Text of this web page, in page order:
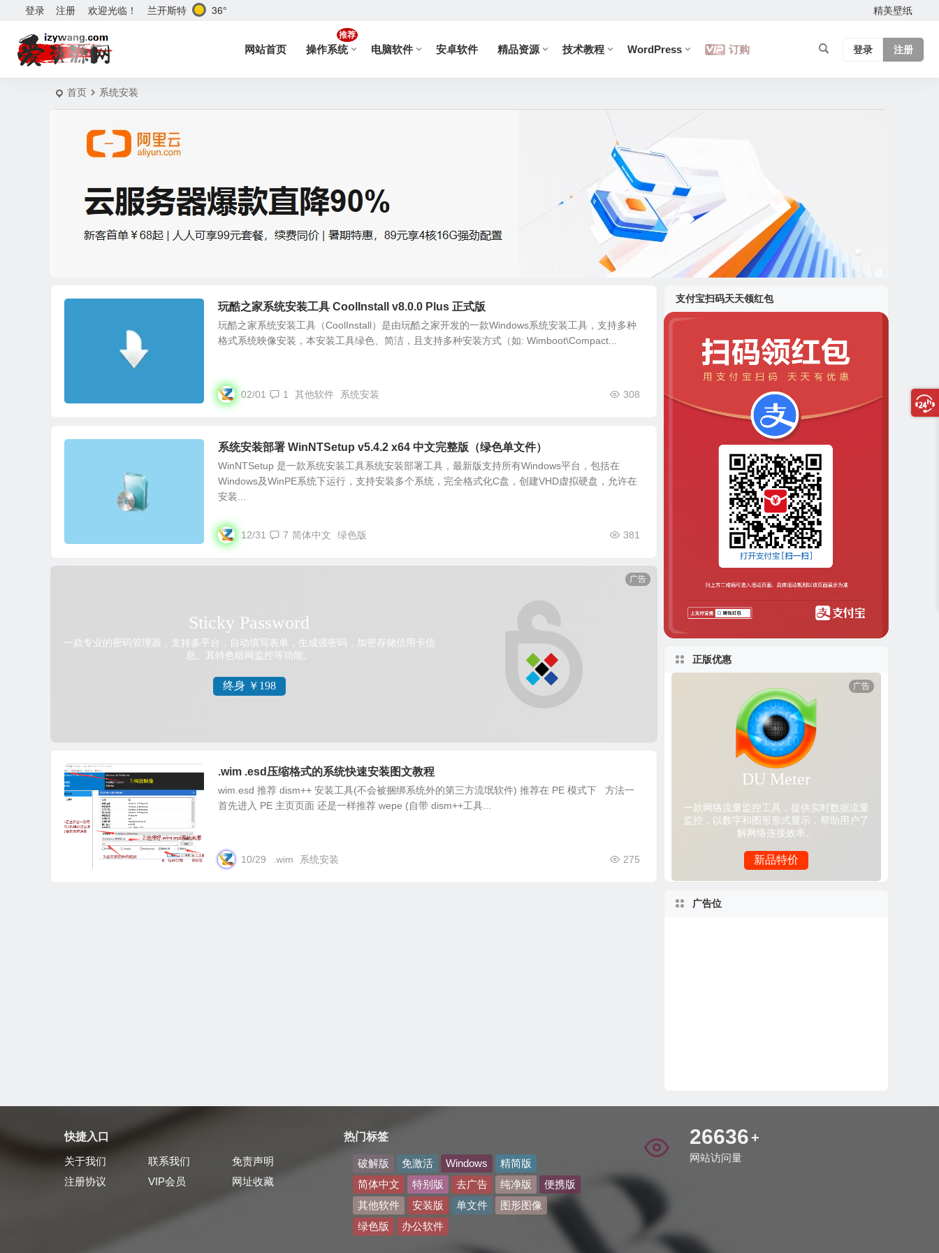
欢迎光临！
登录 注册 兰开斯特 36° 精美壁纸
网站首页 操作系统
推荐
电脑软件 安卓软件 精品资源 技术教程 WordPress 订购 登录 注册
首页 系统安装
玩酷之家系统安装工具 CoolInstall v8.0.0 Plus 正式版
玩酷之家系统安装工具（CoolInstall）是由玩酷之家开发的一款Windows系统安装工具，支持多种
格式系统映像安装，本安装工具绿色、简洁，且支持多种安装方式（如: Wimboot\Compact...
02/01 308
1 其他软件 系统安装
系统安装部署 WinNTSetup v5.4.2 x64 中文完整版（绿色单文件）
WinNTSetup 是一款系统安装工具系统安装部署工具，最新版支持所有Windows平台，包括在
Windows及WinPE系统下运行，支持安装多个系统，完全格式化C盘，创建VHD虚拟硬盘，允许在
安装...
12/31 381
7 简体中文 绿色版
.wim .esd压缩格式的系统快速安装图文教程
wim.esd 推荐 dism++ 安装工具(不会被捆绑系统外的第三方流氓软件) 推荐在 PE 模式下 方法一
首先进入 PE 主页页面 还是一样推荐 wepe (自带 dism++工具...
10/29 275
.wim 系统安装
支付宝扫码天天领红包
正版优惠
广告位
快捷入口
关于我们 联系我们
免责声明
注册协议
VIP会员 网址收藏
热门标签
破解版 免激活 Windows
精简版
简体中文
特别版 去广告 纯净版
便携版
其他软件
安装版 单文件
图形图像
绿色版
办公软件
31190 +
网站访问量